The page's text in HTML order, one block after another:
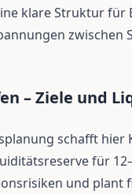
klare Struktur für
zwischen
– Ziele und
schafft hier
für
und plant